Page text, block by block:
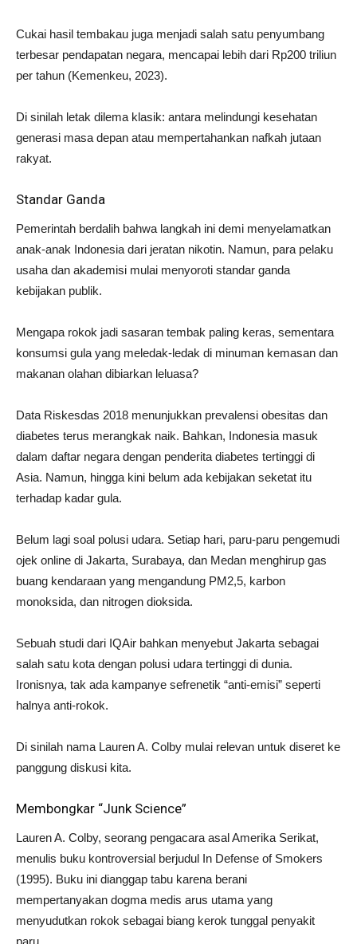
Cukai hasil tembakau juga menjadi salah satu penyumbang
terbesar pendapatan negara, mencapai lebih dari Rp200 triliun
per tahun (Kemenkeu, 2023).
Di sinilah letak dilema klasik: antara melindungi kesehatan
generasi masa depan atau mempertahankan nafkah jutaan
rakyat.
Standar Ganda
Pemerintah berdalih bahwa langkah ini demi menyelamatkan
anak-anak Indonesia dari jeratan nikotin. Namun, para pelaku
usaha dan akademisi mulai menyoroti standar ganda
kebijakan publik.
Mengapa rokok jadi sasaran tembak paling keras, sementara
konsumsi gula yang meledak-ledak di minuman kemasan dan
makanan olahan dibiarkan leluasa?
Data Riskesdas 2018 menunjukkan prevalensi obesitas dan
diabetes terus merangkak naik. Bahkan, Indonesia masuk
dalam daftar negara dengan penderita diabetes tertinggi di
Asia. Namun, hingga kini belum ada kebijakan seketat itu
terhadap kadar gula.
Belum lagi soal polusi udara. Setiap hari, paru-paru pengemudi
ojek online di Jakarta, Surabaya, dan Medan menghirup gas
buang kendaraan yang mengandung PM2,5, karbon
monoksida, dan nitrogen dioksida.
Sebuah studi dari IQAir bahkan menyebut Jakarta sebagai
salah satu kota dengan polusi udara tertinggi di dunia.
Ironisnya, tak ada kampanye sefrenetik “anti-emisi” seperti
halnya anti-rokok.
Di sinilah nama Lauren A. Colby mulai relevan untuk diseret ke
panggung diskusi kita.
Membongkar “Junk Science”
Lauren A. Colby, seorang pengacara asal Amerika Serikat,
menulis buku kontroversial berjudul In Defense of Smokers
(1995). Buku ini dianggap tabu karena berani
mempertanyakan dogma medis arus utama yang
menyudutkan rokok sebagai biang kerok tunggal penyakit
paru.